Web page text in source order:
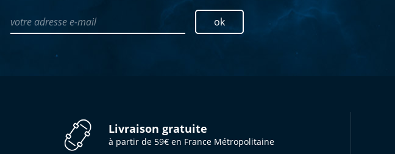
votre adresse e-mail ok
Livraison gratuite
à partir de 59€ en France Métropolitaine